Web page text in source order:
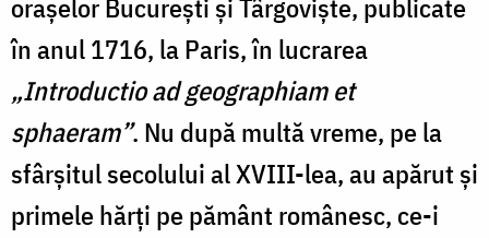
orașelor București și Târgoviște, publicate
în anul 1716, la Paris, în lucrarea
„Introductio ad geographiam et
sphaeram”. Nu după multă vreme, pe la
sfârșitul secolului al XVIII-lea, au apărut și
primele hărți pe pământ românesc, ce-i